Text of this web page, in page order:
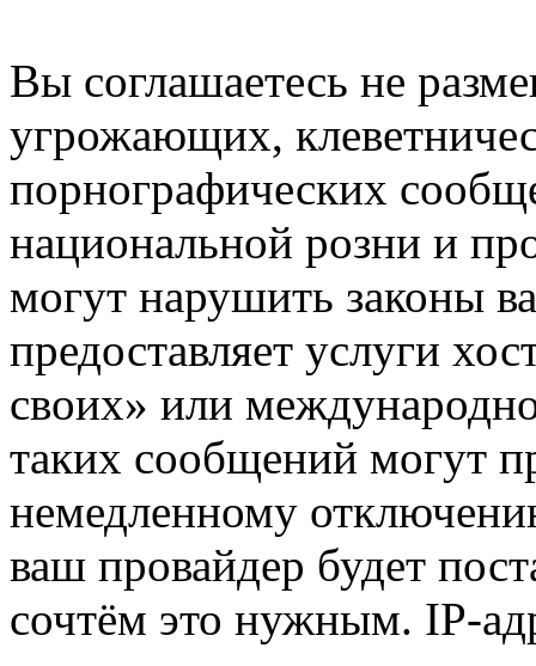
Вы соглашаетесь не
угрожающих,
порнографических
национальной розни и
могут нарушить законы
предоставляет услуги
своих» или
таких сообщений могут
немедленному
ваш провайдер будет
сочтём это нужным. IP-